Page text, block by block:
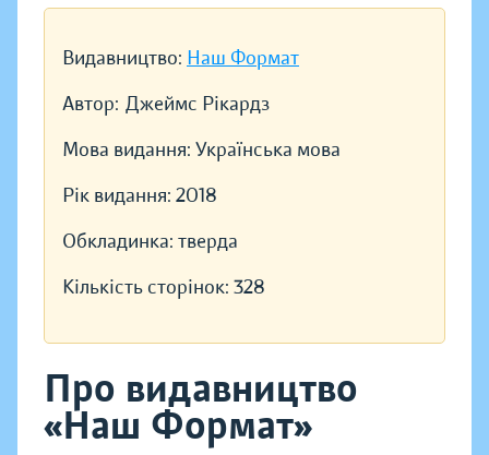
Видавництво: Наш Формат
Автор: Джеймс Рікардз
Мова видання: Українська мова
Рік видання: 2018
Обкладинка: тверда
Кількість сторінок: 328
Про видавництво
«Наш Формат»